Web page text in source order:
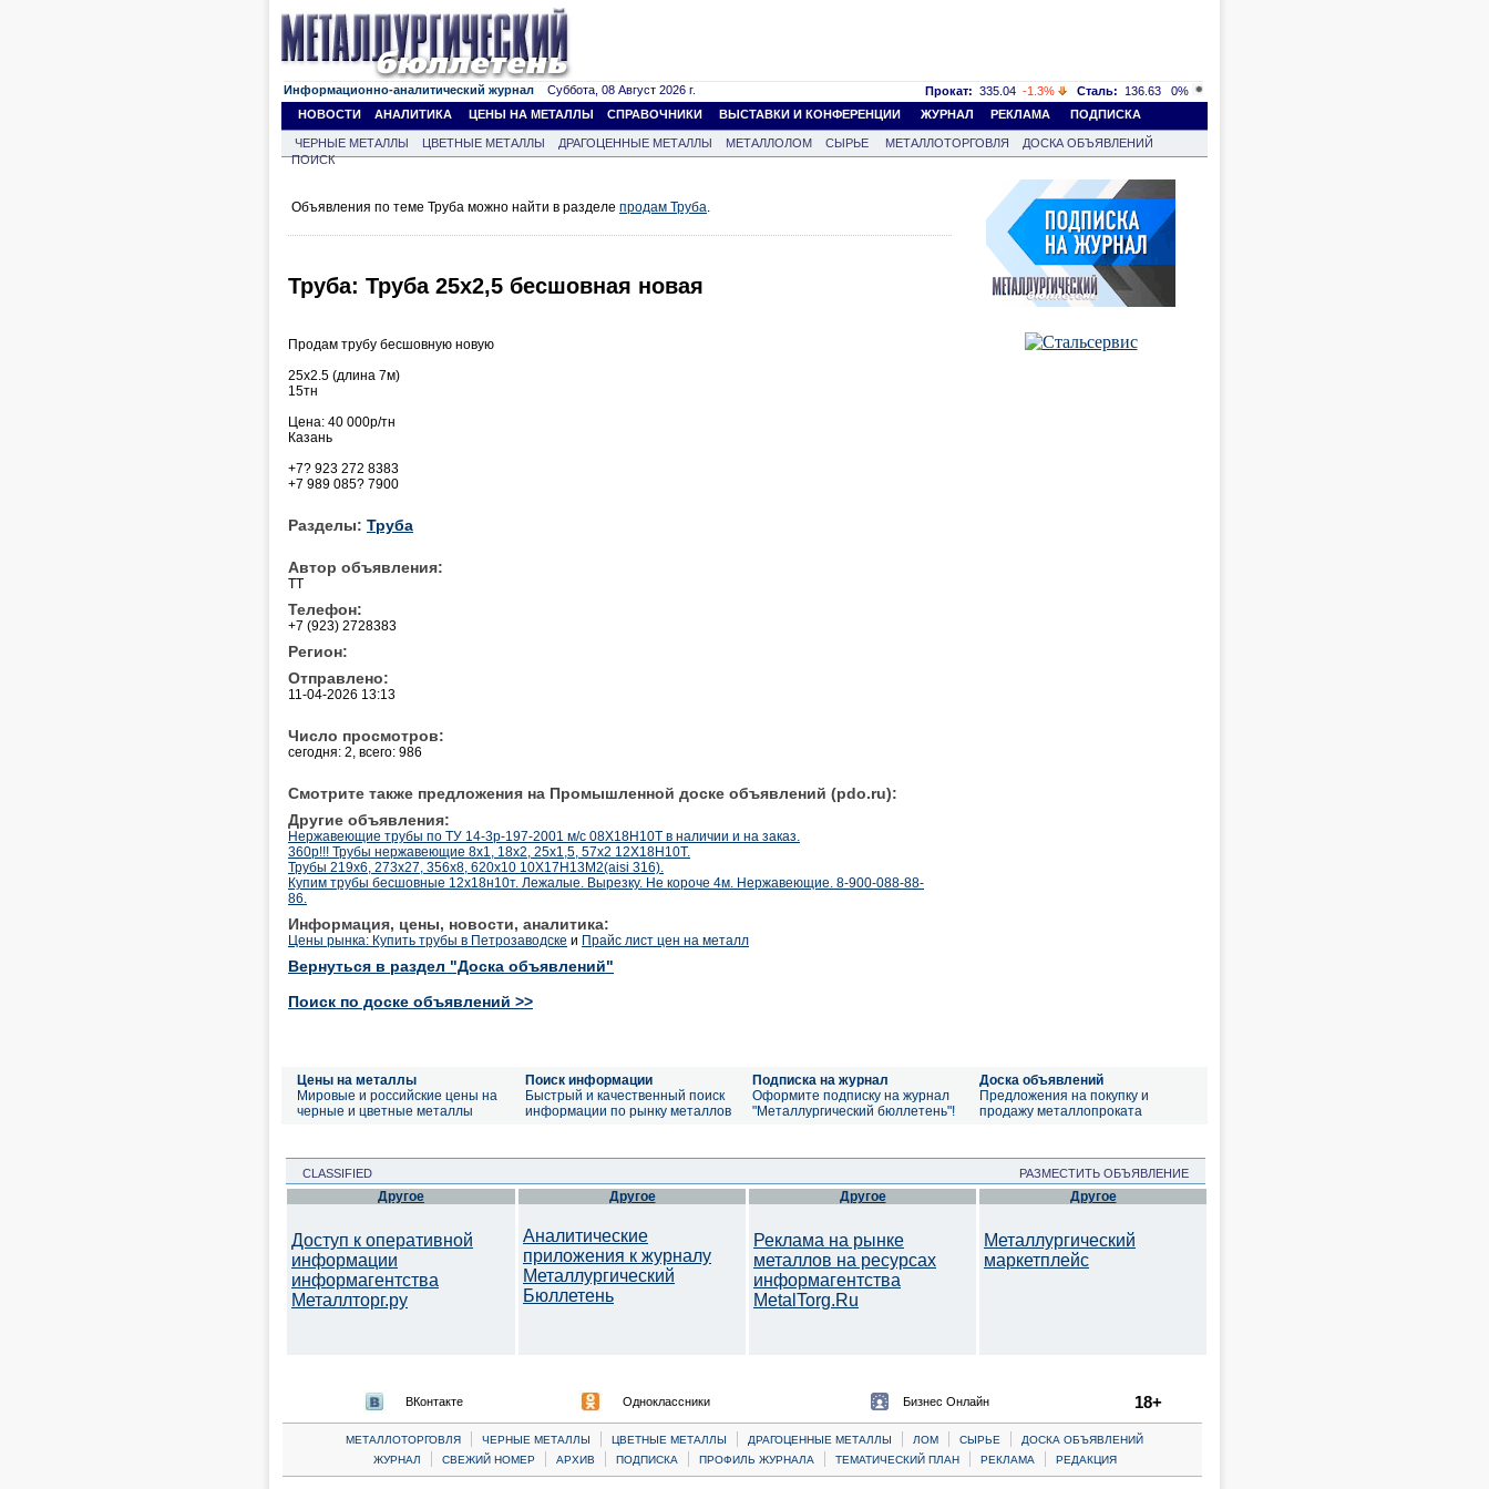
Информационно-аналитический журнал Суббота, 08 Август 2026 г. Прокат: 335.04 -1.3% Сталь: 136.63
0%
НОВОСТИ
АНАЛИТИКА ЦЕНЫ НА МЕТАЛЛЫ СПРАВОЧНИКИ ВЫСТАВКИ И КОНФЕРЕНЦИИ ЖУРНАЛ РЕКЛАМА ПОДПИСКА
ЧЕРНЫЕ МЕТАЛЛЫ ЦВЕТНЫЕ МЕТАЛЛЫ ДРАГОЦЕННЫЕ МЕТАЛЛЫ МЕТАЛЛОЛОМ СЫРЬЕ МЕТАЛЛОТОРГОВЛЯ
ДОСКА ОБЪЯВЛЕНИЙ
ПОИСК
Объявления по теме Труба можно найти в разделе продам Труба.
Труба: Труба 25х2,5 бесшовная новая
Продам трубу бесшовную новую
25х2.5 (длина 7м)
15тн
Цена: 40 000р/тн
Казань
+7? 923 272 8383
+7 989 085? 7900
Разделы: Труба
Автор объявления:
ТТ
Телефон:
+7 (923) 2728383
Регион:
Отправлено:
11-04-2026 13:13
Число просмотров:
сегодня: 2, всего: 986
Смотрите также предложения на Промышленной доске объявлений (pdo.ru):
Другие объявления:
Нержавеющие трубы по ТУ 14-3р-197-2001 м/с 08Х18Н10Т в наличии и на заказ.
360р!!! Трубы нержавеющие 8х1, 18х2, 25х1,5, 57х2 12Х18Н10Т.
Трубы 219х6, 273х27, 356х8, 620х10 10Х17Н13М2(aisi 316).
Купим трубы бесшовные 12х18н10т. Лежалые. Вырезку. Не короче 4м. Нержавеющие. 8-900-088-88-
86.
Информация, цены, новости, аналитика:
Цены рынка: Купить трубы в Петрозаводске и Прайс лист цен на металл
Вернуться в раздел "Доска объявлений"
Поиск по доске объявлений >>
Цены на металлы
Мировые и российские цены на
черные и цветные металлы
Поиск информации
Быстрый и качественный поиск
информации по рынку металлов
Подписка на журнал
Оформите подписку на журнал
"Металлургический бюллетень"!
Доска объявлений
Предложения на покупку и
продажу металлопроката
CLASSIFIED РАЗМЕСТИТЬ ОБЪЯВЛЕНИЕ
Другое
Доступ к оперативной
информации
информагентства
Металлторг.ру
Другое
Аналитические
приложения к журналу
Металлургический
Бюллетень
Другое
Реклама на рынке
металлов на ресурсах
информагентства
MetalTorg.Ru
Другое
Металлургический
маркетплейс
ВКонтакте Одноклассники Бизнес Онлайн 18+
МЕТАЛЛОТОРГОВЛЯ | ЧЕРНЫЕ МЕТАЛЛЫ | ЦВЕТНЫЕ МЕТАЛЛЫ | ДРАГОЦЕННЫЕ МЕТАЛЛЫ | ЛОМ | CЫРЬЕ |
ДОСКА ОБЪЯВЛЕНИЙ
ЖУРНАЛ
| СВЕЖИЙ НОМЕР | АРХИВ | ПОДПИСКА | ПРОФИЛЬ ЖУРНАЛА | ТЕМАТИЧЕСКИЙ ПЛАН | РЕКЛАМА | РЕДАКЦИЯ